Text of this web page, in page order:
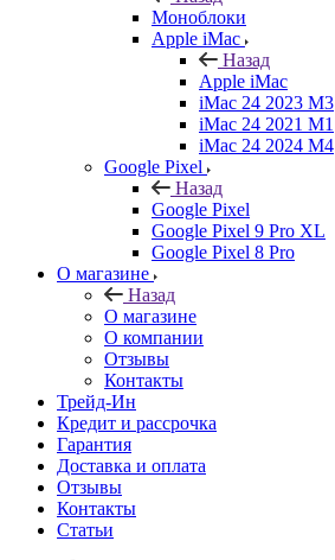
Моноблоки
Apple iMac
Назад
Apple iMac
iMac 24 2023 M3
iMac 24 2021 M1
iMac 24 2024 M4
Google Pixel
Назад
Google Pixel
Google Pixel 9 Pro XL
Google Pixel 8 Pro
О магазине
Назад
О магазине
О компании
Отзывы
Контакты
Трейд-Ин
Кредит и рассрочка
Гарантия
Доставка и оплата
Отзывы
Контакты
Статьи